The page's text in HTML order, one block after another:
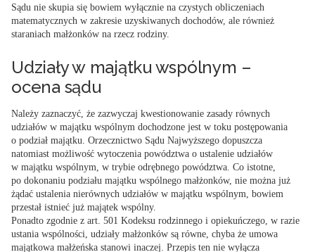
Sądu nie skupia się bowiem wyłącznie na czystych obliczeniach
matematycznych w zakresie uzyskiwanych dochodów, ale również
staraniach małżonków na rzecz rodziny.
Udziały w majątku wspólnym –
ocena sądu
Należy zaznaczyć, że zazwyczaj kwestionowanie zasady równych
udziałów w majątku wspólnym dochodzone jest w toku postępowania
o podział majątku. Orzecznictwo Sądu Najwyższego dopuszcza
natomiast możliwość wytoczenia powództwa o ustalenie udziałów
w majątku wspólnym, w trybie odrębnego powództwa. Co istotne,
po dokonaniu podziału majątku wspólnego małżonków, nie można już
żądać ustalenia nierównych udziałów w majątku wspólnym, bowiem
przestał istnieć już majątek wspólny.
Ponadto zgodnie z art. 501 Kodeksu rodzinnego i opiekuńczego, w razie
ustania wspólności, udziały małżonków są równe, chyba że umowa
majątkowa małżeńska stanowi inaczej. Przepis ten nie wyłącza